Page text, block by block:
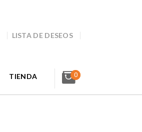
LISTA DE DESEOS
TIENDA 0